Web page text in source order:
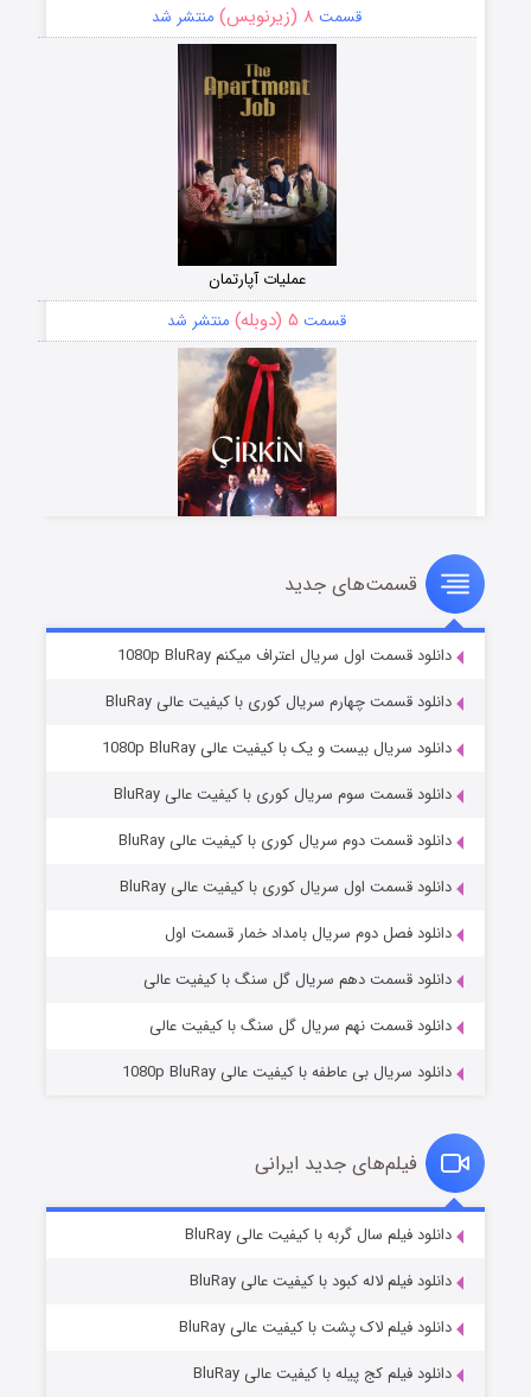
قسمت ۸ (زیرنویس) منتشر شد
عملیات آپارتمان
قسمت ۵ (دوبله) منتشر شد
سریال زشت
قسمت۲ (زیرنویس) منتشر شد
مردگان متحرک: شهر مرده ۳
قسمت۲ (زیرنویس) منتشر شد
قسمت۷ (زیرنویس) منتشر شد
قسمت‌های جدید
دانلود قسمت اول سریال اعتراف میکنم 1080p BluRay
دانلود قسمت چهارم سریال کوری با کیفیت عالی BluRay
دانلود سریال بیست و یک با کیفیت عالی 1080p BluRay
دانلود قسمت سوم سریال کوری با کیفیت عالی BluRay
دانلود قسمت دوم سریال کوری با کیفیت عالی BluRay
دانلود قسمت اول سریال کوری با کیفیت عالی BluRay
دانلود فصل دوم سریال بامداد خمار قسمت اول
دانلود قسمت دهم سریال گل سنگ با کیفیت عالی
دانلود قسمت نهم سریال گل سنگ با کیفیت عالی
دانلود سریال بی عاطفه با کیفیت عالی 1080p BluRay
فیلم‌های جدید ایرانی
دانلود فیلم سال گربه با کیفیت عالی BluRay
دانلود فیلم لاله کبود با کیفیت عالی BluRay
دانلود فیلم لاک پشت با کیفیت عالی BluRay
دانلود فیلم کج‌ پیله با کیفیت عالی BluRay